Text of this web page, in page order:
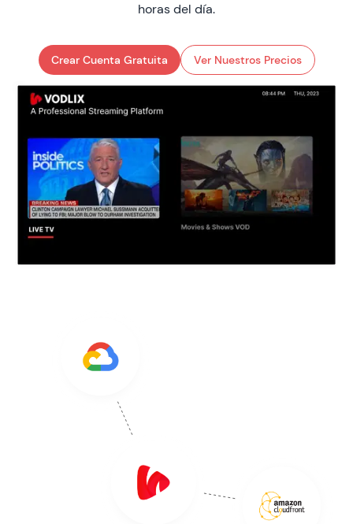
horas del día.
Crear Cuenta Gratuita Ver Nuestros Precios